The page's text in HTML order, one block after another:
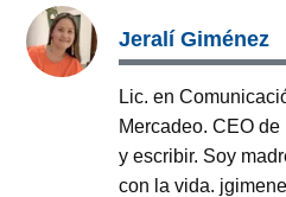
Jeralí Giménez
Lic. en
Mercadeo. CEO
y escribir. Soy
con la vida.